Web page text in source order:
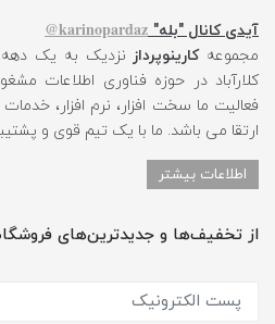
آیدی کانال "بله" karinopardaz@
مجموعهکارینوپرداز نزدیک به یک دهه
کلارآباد در حوزه فناوری اطلاعات
فعالیت ما سخت افزار، نرم افزار،
ارتقا می باشد. ما با یک تیم قوی و
اطلاعات بیشتر
از تخفیف‌ها و جدیدترین‌های